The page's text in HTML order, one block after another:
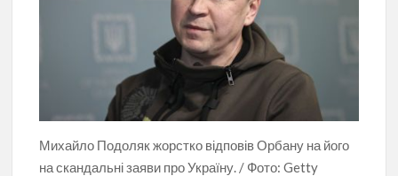
Михайло Подоляк жорстко відповів Орбану на його
на скандальні заяви про Україну. / Фото: Getty